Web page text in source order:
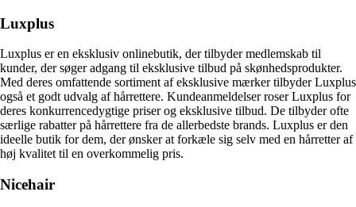
Luxplus
Luxplus er en eksklusiv onlinebutik, der tilbyder medlemskab til
kunder, der søger adgang til eksklusive tilbud på skønhedsprodukter.
Med deres omfattende sortiment af eksklusive mærker tilbyder Luxplus
også et godt udvalg af hårrettere. Kundeanmeldelser roser Luxplus for
deres konkurrencedygtige priser og eksklusive tilbud. De tilbyder ofte
særlige rabatter på hårrettere fra de allerbedste brands. Luxplus er den
ideelle butik for dem, der ønsker at forkæle sig selv med en hårretter af
høj kvalitet til en overkommelig pris.
Nicehair